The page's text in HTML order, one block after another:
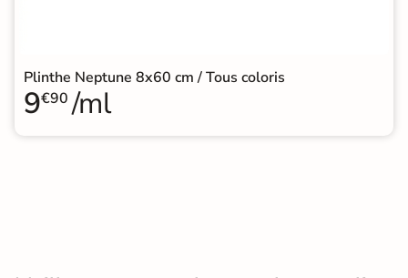
Plinthe Neptune 8x60 cm / Tous coloris
9€90 /ml